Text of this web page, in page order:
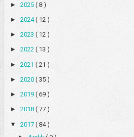
► 2025 ( 8 )
► 2024( 12 )
► 2023 ( 12 )
► 2022 ( 13 )
► 2021 ( 21 )
► 2020 ( 35 )
► 2019 ( 69 )
► 2018 ( 77 )
▼ 2017 ( 84 )